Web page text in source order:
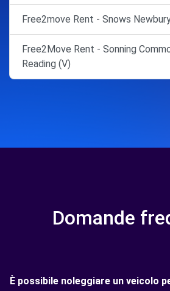
Free2move Rent - Snows
Free2Move Rent - Sonning
Reading (V)
Domande
È possibile noleggiare un veicolo